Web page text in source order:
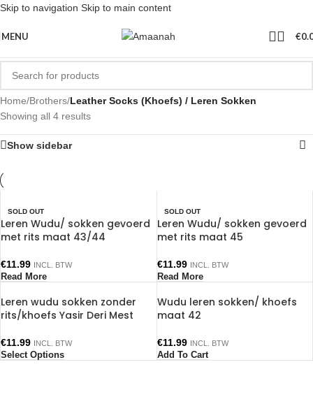
Skip to navigation Skip to main content
MENU €
Home/Brothers/Leather Socks (Khoefs) / Leren Sokken
Showing all 4 results
Show sidebar
SOLD OUT
Leren Wudu/ sokken gevoerd
met rits maat 43/44
€11.99 INCL. BTW
Read More
SOLD OUT
Leren Wudu/ sokken gevoerd
met rits maat 45
€11.99 INCL. BTW
Read More
Leren wudu sokken zonder
rits/khoefs Yasir Deri Mest
€11.99 INCL. BTW
Select Options
Wudu leren sokken/ khoefs
maat 42
€11.99 INCL. BTW
Add To Cart